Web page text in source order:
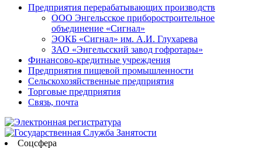
Предприятия перерабатывающих производств
ООО Энгельсское приборостроительное
объединение «Сигнал»
ЭОКБ «Сигнал» им. А.И. Глухарева
ЗАО «Энгельсский завод гофротары»
Финансово-кредитные учреждения
Предприятия пищевой промышленности
Сельскохозяйственные предприятия
Торговые предприятия
Связь, почта
Соцсфера